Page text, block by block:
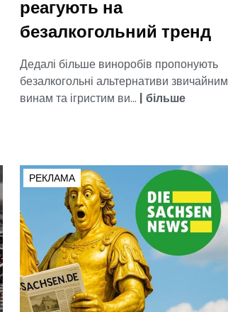
реагують на
безалкогольний тренд
Дедалі більше виноробів пропонують
безалкогольні альтернативи звичайним
винам та ігристим ви... | більше
РЕКЛАМА